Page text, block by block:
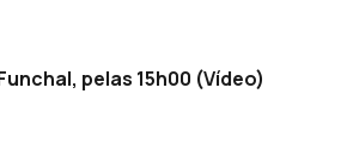
pelas 15h00 (Vídeo)